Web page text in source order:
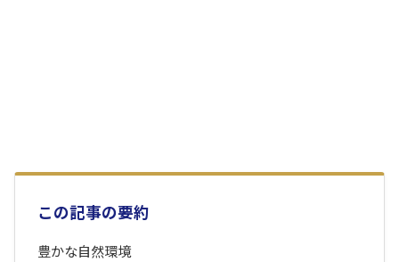
この記事の要約
豊かな自然環境